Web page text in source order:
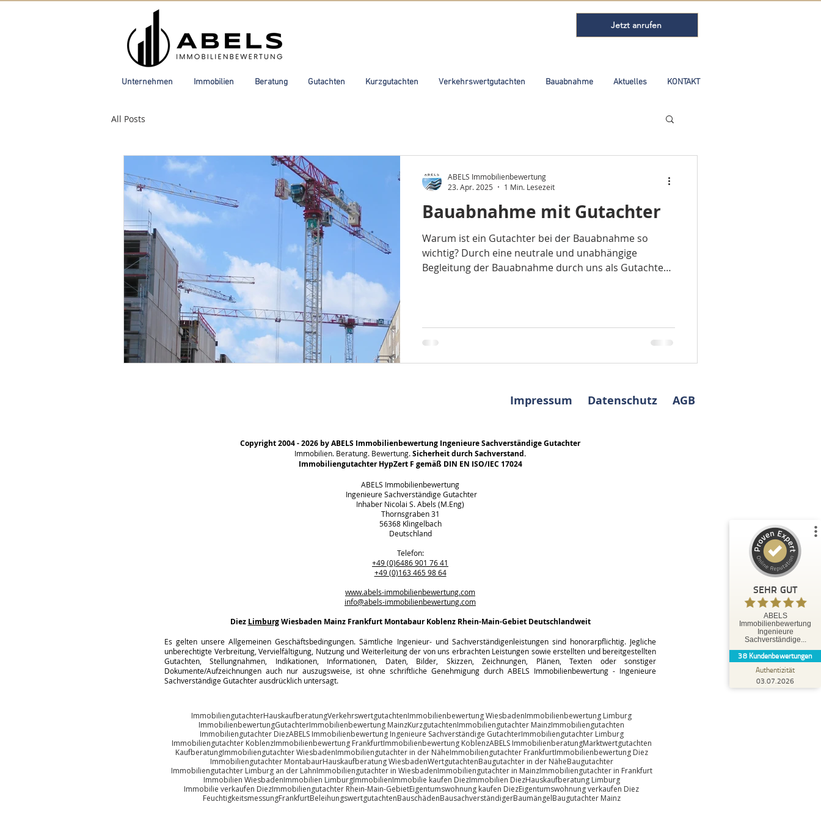
Jetzt anrufen
Unternehmen Immobilien Beratung Gutachten Kurzgutachten Verkehrswertgutachten Bauabnahme Aktuelles KONTAKT
All Posts
Bauabnahme mit Gutachter
Warum ist ein Gutachter bei der Bauabnahme so
wichtig? Durch eine neutrale und unabhängige
Begleitung der Bauabnahme durch uns als Gutachter
ABELS Immobilienbewertung
23. Apr. 2025
1 Min. Lesezeit
Impressum Datenschutz AGB
Copyright 2004 - 2026 by ABELS Immobilienbewertung Ingenieure Sachverständige Gutachter
Immobilien. Beratung. Bewertung.Sicherheit durch Sachverstand.
Immobiliengutachter HypZert F gemäß DIN EN ISO/IEC 17024
ABELS Immobilienbewertung
Ingenieure Sachverständige Gutachter
Inhaber Nicolai S. Abels (M.Eng)
Thornsgraben 31
56368 Klingelbach
Deutschland
Telefon:
+49 (0)6486 901 76 41
+49 (0)163 465 98 64
www.abels-immobilienbewertung.com
info@abels-immobilienbewertung.com
Diez LimburgWiesbaden Mainz Frankfurt Montabaur Koblenz Rhein-Main-Gebiet Deutschlandweit
Es gelten unsere Allgemeinen Geschäftsbedingungen. Sämtliche Ingenieur- und Sachverständigenleistungen sind honorarpflichtig. Jegliche
unberechtigte Verbreitung, Vervielfältigung, Nutzung und Weiterleitung der von uns erbrachten Leistungen sowie erstellten und bereitgestellten
Gutachten, Stellungnahmen, Indikationen, Informationen, Daten, Bilder, Skizzen, Zeichnungen, Plänen, Texten oder sonstiger
Dokumente/Aufzeichnungen auch nur auszugsweise, ist ohne schriftliche Genehmigung durch ABELS Immobilienbewertung - Ingenieure
Sachverständige Gutachter ausdrücklich untersagt.
ImmobiliengutachterHauskaufberatungVerkehrswertgutachtenImmobilienbewertung WiesbadenImmobilienbewertung Limburg
ImmobilienbewertungGutachterImmobilienbewertung MainzKurzgutachtenImmobiliengutachter MainzImmobiliengutachten
Immobiliengutachter DiezABELS Immobilienbewertung Ingenieure Sachverständige GutachterImmobiliengutachter Limburg
Immobiliengutachter KoblenzImmobilienbewertung FrankfurtImmobilienbewertung KoblenzABELS ImmobilienberatungMarktwertgutachten
KaufberatungImmobiliengutachter WiesbadenImmobiliengutachter in der NäheImmobiliengutachter FrankfurtImmobilienbewertung Diez
Immobiliengutachter MontabaurHauskaufberatung WiesbadenWertgutachtenBaugutachter in der NäheBaugutachter
Immobiliengutachter Limburg an der LahnImmobiliengutachter in WiesbadenImmobiliengutachter in MainzImmobiliengutachter in Frankfurt
Immobilien WiesbadenImmobilien LimburgImmobilienImmobilie kaufen DiezImmobilien DiezHauskaufberatung Limburg
Immobilie verkaufen DiezImmobiliengutachter Rhein-Main-GebietEigentumswohnung kaufen DiezEigentumswohnung verkaufen Diez
FeuchtigkeitsmessungFrankfurtBeleihungswertgutachtenBauschädenBausachverständigerBaumängelBaugutachter Mainz
SEHR GUT
ABELS
Immobilienbewertung
Ingenieure
Sachverständige...
38 Kundenbewertungen
Authentizität
03.07.2026
3
Bewertungen auf
ProvenExpert.com
Blick aufs ProvenExpert-Profil werfen
Tobias O.
5,00
bestens betreut. Die Leistungen von Herrn
Abels können wir ausdr...